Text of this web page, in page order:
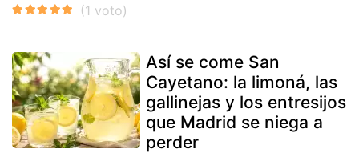
Así se come San
Cayetano: la limoná, las
gallinejas y los entresijos
que Madrid se niega a
perder